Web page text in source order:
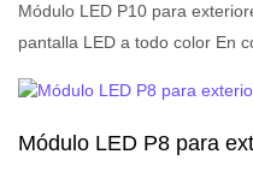
especificaciones del módulo
256 x 128 mm, pantalla LED
según sus necesidades.
Módulo LED P10 para
pantalla LED a todo color En
similares en el mercado, tiene
incomparables en términos
etc., y goza de una buena
Módulo LED P8 para